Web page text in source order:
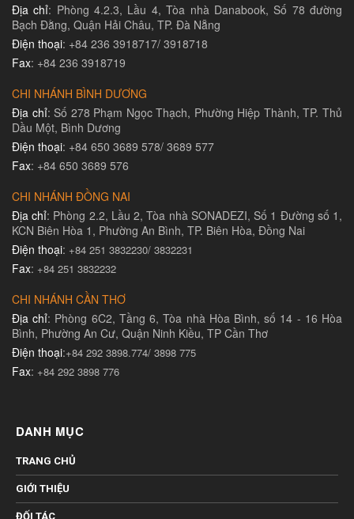
Địa chỉ: Phòng 4.2.3, Lầu 4, Tòa nhà Danabook, Số 78 đường
Bạch Đằng, Quận Hải Châu, TP. Đà Nẵng
Điện thoại: +84 236 3918717/ 3918718
Fax: +84 236 3918719
CHI NHÁNH BÌNH DƯƠNG
Địa chỉ: Số 278 Phạm Ngọc Thạch, Phường Hiệp Thành, TP. Thủ
Dầu Một, Bình Dương
Điện thoại: +84 650 3689 578/ 3689 577
Fax: +84 650 3689 576
CHI NHÁNH ĐỒNG NAI
Địa chỉ: Phòng 2.2, Lầu 2, Tòa nhà SONADEZI, Số 1 Đường số 1,
KCN Biên Hòa 1, Phường An Bình, TP. Biên Hòa, Đồng Nai
Điện thoại: +84 251 3832230/ 3832231​
Fax: +84 251 3832232
CHI NHÁNH CẦN THƠ
Địa chỉ: Phòng 6C2, Tầng 6, Tòa nhà Hòa Bình, số 14 - 16 Hòa
Bình, Phường An Cư, Quận Ninh Kiều, TP Cần Thơ
Điện thoại:+84 292 3898.774/ 3898 775
Fax: +84 292 3898 776
DANH MỤC
TRANG CHỦ
GIỚI THIỆU
ĐỐI TÁC